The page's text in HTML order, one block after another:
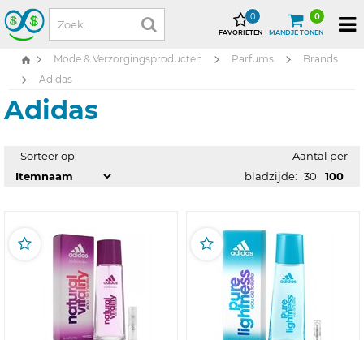
FAVORIETEN
0
MANDJE TONEN
0
Mode & Verzorgingsproducten Parfums
Brands
Adidas
Adidas
Sorteer op:
Aantal per
bladzijde: 30 100